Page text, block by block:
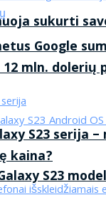
sukurti
S23
Google
mln. dolerių
S23 serija
kaina?